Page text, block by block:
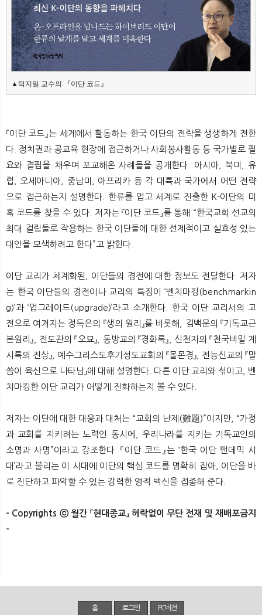
▲탁지일 교수의 『이단 코드』
『이단 코드』는 세계에서 활동하는 한국 이단의 전략을 생생하게 전한
다. 정치권과 공교육 현장에 접근하거나 사회봉사활동 등 국가별로 필
요와 결핍을 채우며 포교해온 사례들을 공개한다. 아시아, 북미, 유
럽, 오세아니아, 중남미, 아프리카 등 각 대륙과 국가에서 어떤 전략
으로 접근하는지 설명한다. 한류를 업고 세계로 진출한 K-이단의 미
혹 코드를 찾을 수 있다. 저자는 『이단 코드』를 통해 “한국교회 선교의
최대 걸림돌로 작용하는 한국 이단들에 대한 선제적이고 실효성 있는
대안을 모색하려고 한다”고 밝힌다.
이단 교리가 체계화된, 이단들의 경전에 대한 정보도 전달한다. 저자
는 한국 이단들의 경전이나 교리의 특징이 ‘벤치마킹(benchmarkin
g)’과 ‘업그레이드(upgrade)’라고 소개한다. 한국 이단 교리서의 고
전으로 여겨지는 정득은의 『생의 원리』를 비롯해, 김백문의 『기독교근
본원리』, 전도관의 『오묘』, 동방교의 『경화록』, 신천지의 『천국비밀 계
시록의 진상』, 예수그리스도후기성도교회의 『몰몬경』, 전능신교의 『말
씀이 육신으로 나타남』에 대해 설명한다. 다른 이단 교리와 섞이고, 벤
치마킹한 이단 교리가 어떻게 진화하는지 볼 수 있다.
저자는 이단에 대한 대응과 대처는 “교회의 난제(難題)”이지만, “가정
과 교회를 지키려는 노력인 동시에, 우리나라를 지키는 기독교인의
소명과 사명”이라고 강조한다. 『이단 코드』는 ‘한국 이단 팬데믹 시
대’라고 불리는 이 시대에 이단의 핵심 코드를 명확히 잡아, 이단을 바
로 진단하고 파악할 수 있는 강력한 영적 백신을 접종해 준다.
- Copyrights ⓒ 월간 「현대종교」 허락없이 무단 전재 및 재배포금지
-
홈 로그인 PC버전